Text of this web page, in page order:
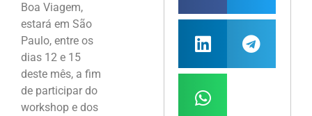
Boa Viagem,
estará em São
Paulo, entre os
dias 12 e 15
deste mês, a fim
de participar do
workshop e dos